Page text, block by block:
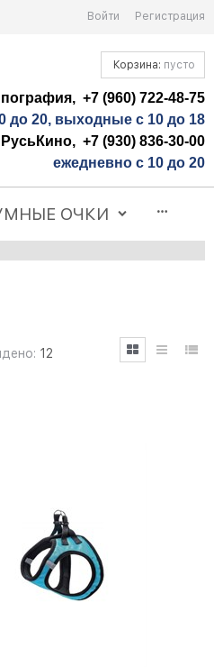
Войти Регистрация
Корзина: пусто
+7 (960) 722-48-75
до 20, выходные с 10 до 18
РусьКино, +7 (930) 836-30-00
ежедневно с 10 до 20
ОЧКИ
12